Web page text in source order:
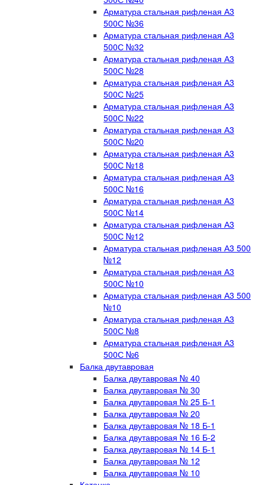
Арматура стальная рифленая А3
500С №36
Арматура стальная рифленая А3
500С №32
Арматура стальная рифленая А3
500С №28
Арматура стальная рифленая А3
500С №25
Арматура стальная рифленая А3
500С №22
Арматура стальная рифленая А3
500С №20
Арматура стальная рифленая А3
500С №18
Арматура стальная рифленая А3
500С №16
Арматура стальная рифленая А3
500С №14
Арматура стальная рифленая А3
500С №12
Арматура стальная рифленая А3 500
№12
Арматура стальная рифленая А3
500С №10
Арматура стальная рифленая А3 500
№10
Арматура стальная рифленая А3
500С №8
Арматура стальная рифленая А3
500С №6
Балка двутавровая
Балка двутавровая № 40
Балка двутавровая № 30
Балка двутавровая № 25 Б-1
Балка двутавровая № 20
Балка двутавровая № 18 Б-1
Балка двутавровая № 16 Б-2
Балка двутавровая № 14 Б-1
Балка двутавровая № 12
Балка двутавровая № 10